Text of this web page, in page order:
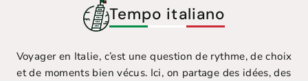
Tempo italiano
Voyager en Italie, c’est une question de rythme, de choix
et de moments bien vécus. Ici, on partage des idées, des